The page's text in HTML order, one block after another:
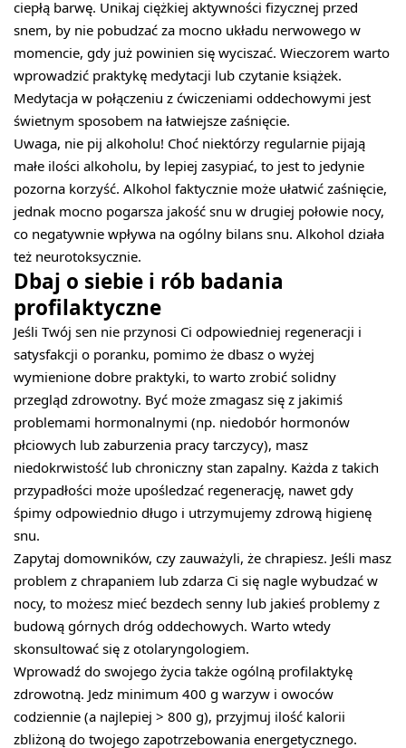
ciepłą barwę. Unikaj ciężkiej aktywności fizycznej przed
snem, by nie pobudzać za mocno układu nerwowego w
momencie, gdy już powinien się wyciszać. Wieczorem warto
wprowadzić praktykę medytacji lub czytanie książek.
Medytacja w połączeniu z ćwiczeniami oddechowymi jest
świetnym sposobem na łatwiejsze zaśnięcie.
Uwaga, nie pij alkoholu! Choć niektórzy regularnie pijają
małe ilości alkoholu, by lepiej zasypiać, to jest to jedynie
pozorna korzyść. Alkohol faktycznie może ułatwić zaśnięcie,
jednak mocno pogarsza jakość snu w drugiej połowie nocy,
co negatywnie wpływa na ogólny bilans snu. Alkohol działa
też neurotoksycznie.
Dbaj o siebie i rób badania
profilaktyczne
Jeśli Twój sen nie przynosi Ci odpowiedniej regeneracji i
satysfakcji o poranku, pomimo że dbasz o wyżej
wymienione dobre praktyki, to warto zrobić solidny
przegląd zdrowotny. Być może zmagasz się z jakimiś
problemami hormonalnymi (np. niedobór hormonów
płciowych lub zaburzenia pracy tarczycy), masz
niedokrwistość lub chroniczny stan zapalny. Każda z takich
przypadłości może upośledzać regenerację, nawet gdy
śpimy odpowiednio długo i utrzymujemy zdrową higienę
snu.
Zapytaj domowników, czy zauważyli, że chrapiesz. Jeśli masz
problem z chrapaniem lub zdarza Ci się nagle wybudzać w
nocy, to możesz mieć bezdech senny lub jakieś problemy z
budową górnych dróg oddechowych. Warto wtedy
skonsultować się z otolaryngologiem.
Wprowadź do swojego życia także ogólną profilaktykę
zdrowotną. Jedz minimum 400 g warzyw i owoców
codziennie (a najlepiej > 800 g), przyjmuj ilość kalorii
zbliżoną do twojego zapotrzebowania energetycznego.